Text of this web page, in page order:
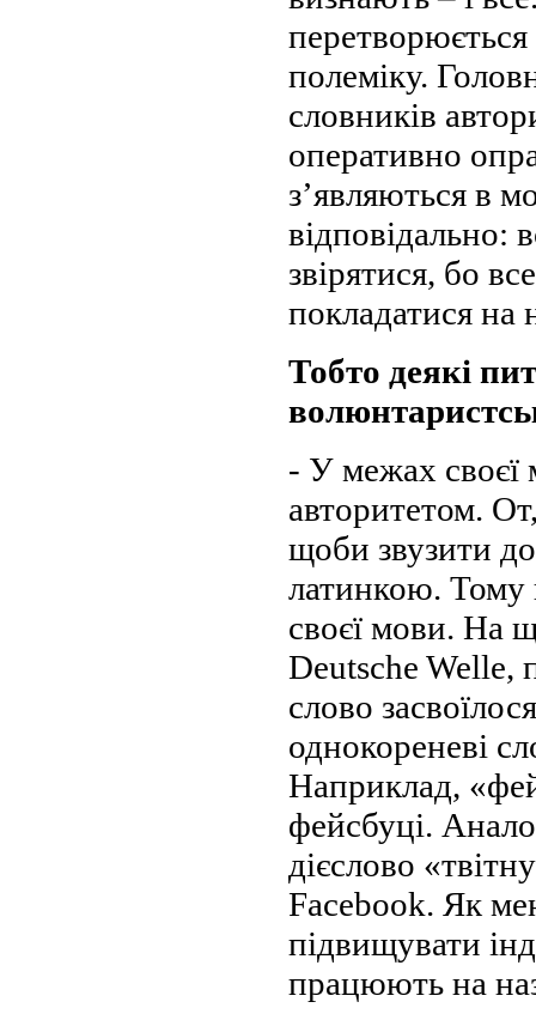
полеміку.
словників
оперативно
з’являються в
звірятися, бо
покладатися
Тобто деякі
- У межах своєї
авторитетом.
щоби звузити
латинкою. Тому
своєї мови. На
Deutsche Welle,
слово
однокореневі
Наприклад,
фейсбуці.
дієслово
Facebook. Як
підвищувати
працюють на